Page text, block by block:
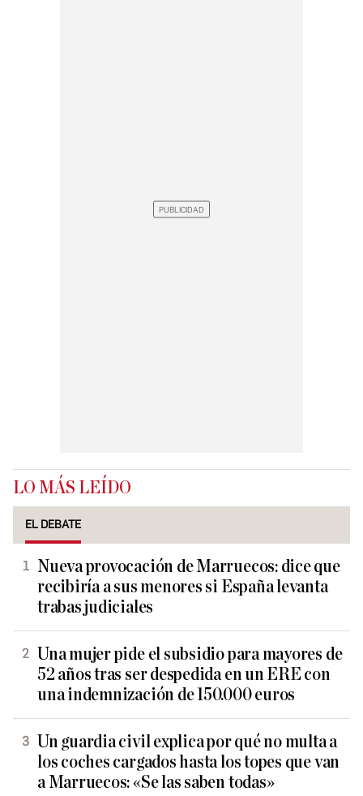
LO MÁS LEÍDO
EL DEBATE
Nueva provocación de Marruecos: dice que
recibiría a sus menores si España levanta
trabas judiciales
Una mujer pide el subsidio para mayores de
52 años tras ser despedida en un ERE con
una indemnización de 150.000 euros
Un guardia civil explica por qué no multa a
los coches cargados hasta los topes que van
a Marruecos: «Se las saben todas»